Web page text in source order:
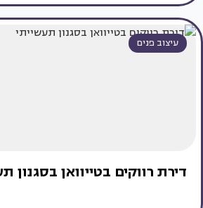
עיצוב פנים
דירת רווקים בטייוואן בסגנון